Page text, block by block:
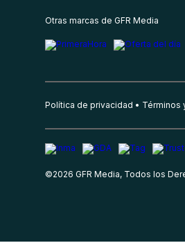
Otras marcas de GFR Media
Política de privacidad Términos
©2026 GFR Media, Todos los